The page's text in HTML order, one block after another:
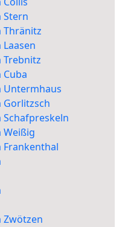
Stern
Thränitz
Trebnitz
Untermhaus
Gorlitzsch
Weißig
Frankenthal
Zwötzen